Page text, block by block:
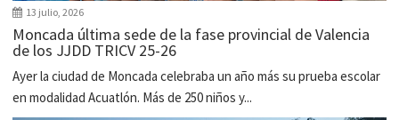
13 julio, 2026
Moncada última sede de la fase provincial de Valencia
de los JJDD TRICV 25-26
Ayer la ciudad de Moncada celebraba un año más su prueba escolar
en modalidad Acuatlón. Más de 250 niños y...